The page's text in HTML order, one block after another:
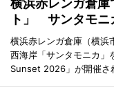
横浜赤レンガ倉
ト」 サンタモ
横浜赤レンガ倉庫（横浜
西海岸「サンタモニカ」
Sunset 2026」が開催さ